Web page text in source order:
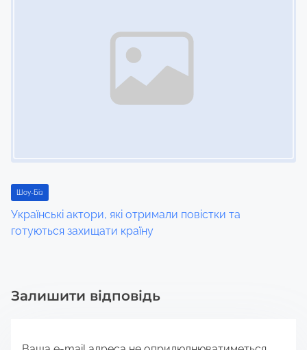
Шоу-Біз
Українські актори, які отримали повістки та
готуються захищати країну
Залишити відповідь